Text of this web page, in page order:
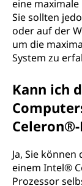
eine maximale
Sie sollten
oder auf der
um die
System zu
Kann ich
Ja, Sie
einem Intel®
Prozessor